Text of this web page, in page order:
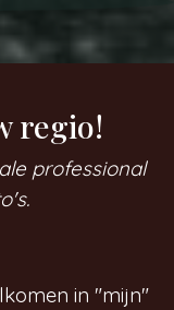
regio!
professional
in "mijn"